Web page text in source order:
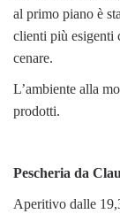
al primo piano è
clienti più esigenti
cenare.
L’ambiente alla
prodotti.
Pescheria da
Aperitivo dalle